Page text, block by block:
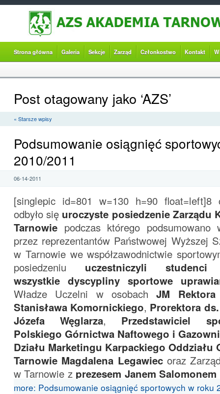
Strona główna Galeria Sekcje Zarząd Członkostwo Kontakt
Post otagowany jako ‘AZS’
« Starsze wpisy
Podsumowanie osiągnięć
2010/2011
06-14-2011
[singlepic id=801 w=130 h=90 float=left]8
odbyło się uroczyste posiedzenie Zarządu
Tarnowie podczas którego podsumowano
przez reprezentantów Państwowej Wyższej
w Tarnowie we współzawodnictwie
posiedzeniu uczestniczyli studenci
wszystkie dyscypliny sportowe
Władze Uczelni w osobachJM
Stanisława Komornickiego, Prorektora
Józefa Węglarza, Przedstawiciel
Polskiego Górnictwa Naftowego i
Działu Marketingu Karpackiego Oddziału
Tarnowie Magdalena Legawiecoraz
w Tarnowie z prezesem Janem Salomonem
more: Podsumowanie osiągnięć sportowych w roku